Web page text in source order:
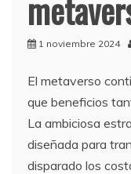
1 noviembre 2024
El metaverso
que beneficios
La ambiciosa
diseñada para
disparado los